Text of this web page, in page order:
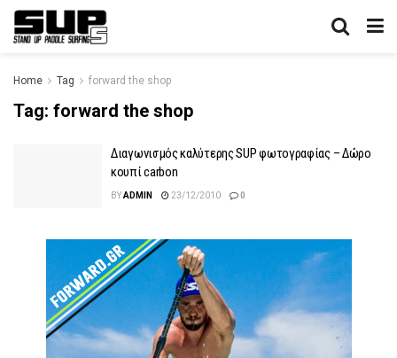
Home Tag forward the shop
Tag: forward the shop
Διαγωνισμός καλύτερης SUP φωτογραφίας – Δώρο
κουπί carbon
BYADMIN 23/12/2010 0